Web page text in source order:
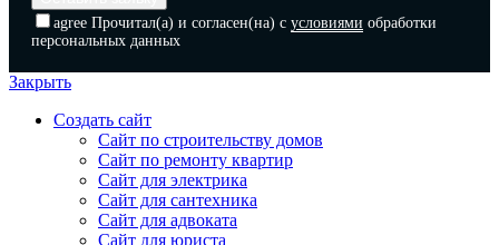
agree Прочитал(а) и согласен(на) с условиями обработки
персональных данных
Закрыть
Создать сайт
Сайт по строительству домов
Сайт по ремонту квартир
Сайт для электрика
Сайт для сантехника
Сайт для адвоката
Сайт для юриста